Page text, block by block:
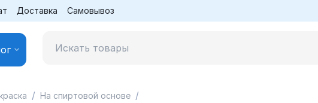
Доставка Самовывоз
/ На спиртовой основе /